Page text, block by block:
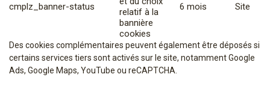
cmplz_banner-status
relatif à la
bannière
cookies
6 mois Site
Des cookies complémentaires peuvent également être déposés si
certains services tiers sont activés sur le site, notamment Google
Ads, Google Maps, YouTube ou reCAPTCHA.